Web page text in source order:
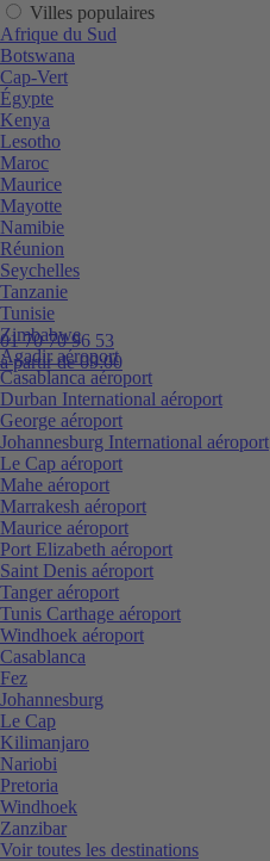
01 70 70 96 53
à partir de 09:00
Villes populaires
Afrique du Sud
Botswana
Cap-Vert
Égypte
Kenya
Lesotho
Maroc
Maurice
Mayotte
Namibie
Réunion
Seychelles
Tanzanie
Tunisie
Zimbabwe
Agadir aéroport
Casablanca aéroport
Durban International aéroport
George aéroport
Johannesburg International aéroport
Le Cap aéroport
Mahe aéroport
Marrakesh aéroport
Maurice aéroport
Port Elizabeth aéroport
Saint Denis aéroport
Tanger aéroport
Tunis Carthage aéroport
Windhoek aéroport
Casablanca
Fez
Johannesburg
Le Cap
Kilimanjaro
Nariobi
Pretoria
Windhoek
Zanzibar
Voir toutes les destinations